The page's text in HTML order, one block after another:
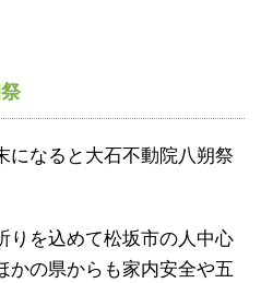
になると大石不動院八朔祭
りを込めて松坂市の人中心
かの県からも家内安全や五